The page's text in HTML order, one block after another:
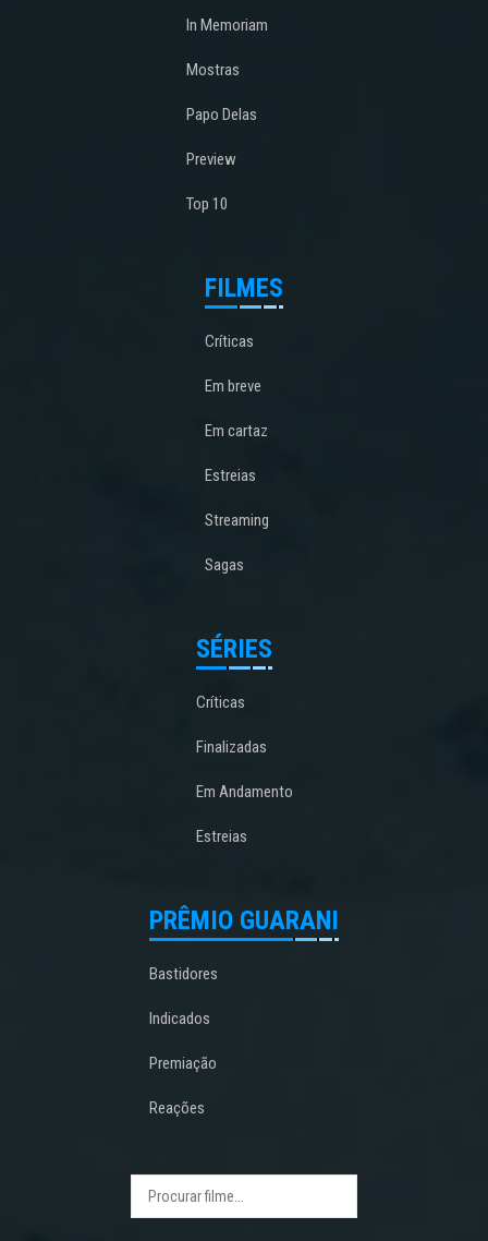
In Memoriam
Mostras
Papo Delas
Preview
Top 10
FILMES
Críticas
Em breve
Em cartaz
Estreias
Streaming
Sagas
SÉRIES
Críticas
Finalizadas
Em Andamento
Estreias
PRÊMIO GUARANI
Bastidores
Indicados
Premiação
Reações